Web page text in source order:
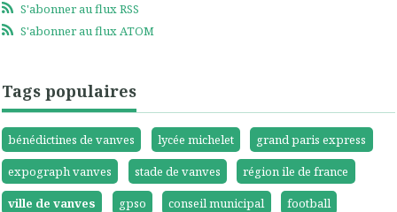
S'abonner au flux RSS
S'abonner au flux ATOM
Tags populaires
bénédictines de vanves lycée michelet
grand paris express
expograph vanves
stade de vanves
région ile de france
ville de vanves
gpso conseil municipal football